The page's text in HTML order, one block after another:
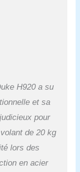
H920 a su
et sa
pour
de 20 kg
lors des
en acier